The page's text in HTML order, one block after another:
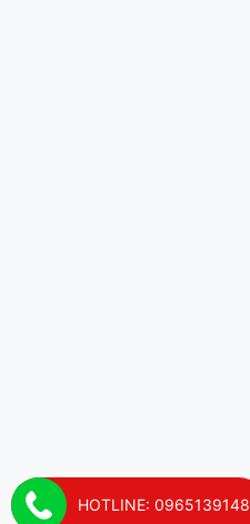
HOTLINE: 0965139148